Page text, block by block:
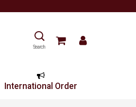
Search
International Order